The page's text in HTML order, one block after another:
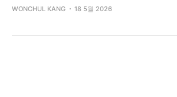
WONCHUL KANG 18 5월 2026